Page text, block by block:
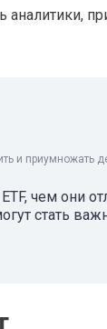
аналитики,
и приумножать
чем они
стать